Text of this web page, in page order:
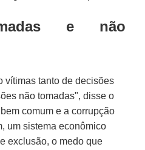
e não
vítimas tanto de decisões
não tomadas", disse o
comum e a corrupção
um sistema econômico
exclusão, o medo que